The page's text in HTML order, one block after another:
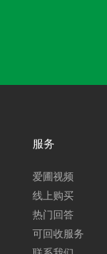
服务
爱圃视频
线上购买
热门回答
可回收服务